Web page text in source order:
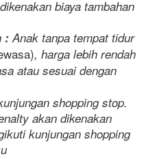
: Anak tanpa tempat tidur
atau sesuai dengan
shopping stop.
akan dikenakan
kunjungan shopping